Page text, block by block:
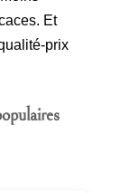
Et
prix